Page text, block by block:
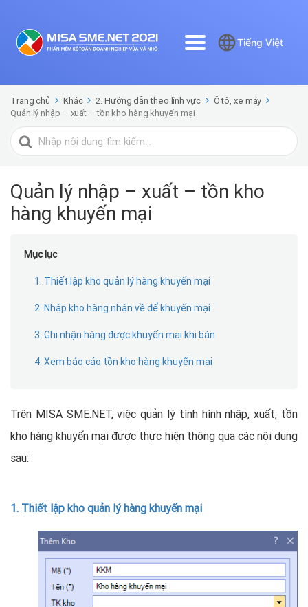
Tiếng Việt
Trang chủ Khác 2. Hướng dẫn theo lĩnh vực
Ô tô, xe máy
Quản lý nhập – xuất – tồn kho hàng khuyến mại
Tìm
kiếm
Quản lý nhập – xuất – tồn kho
hàng khuyến mại
Mục lục
1. Thiết lập kho quản lý hàng khuyến mại
2. Nhập kho hàng nhận về để khuyến mại
3. Ghi nhận hàng được khuyến mại khi bán
4. Xem báo cáo tồn kho hàng khuyến mại
Trên MISA SME.NET, việc quản lý tình hình nhập, xuất, tồn
kho hàng khuyến mại được thực hiện thông qua các nội dung
sau:
1. Thiết lập kho quản lý hàng khuyến mại